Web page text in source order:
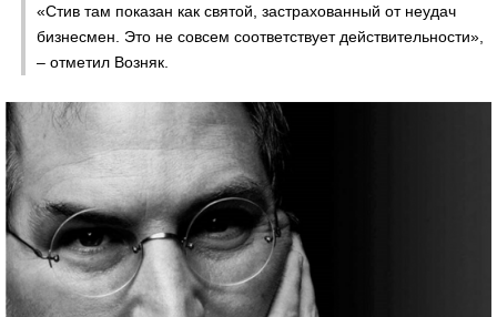
«Стив там показан как святой, застрахованный от неудач
бизнесмен. Это не совсем соответствует действительности»,
– отметил Возняк.